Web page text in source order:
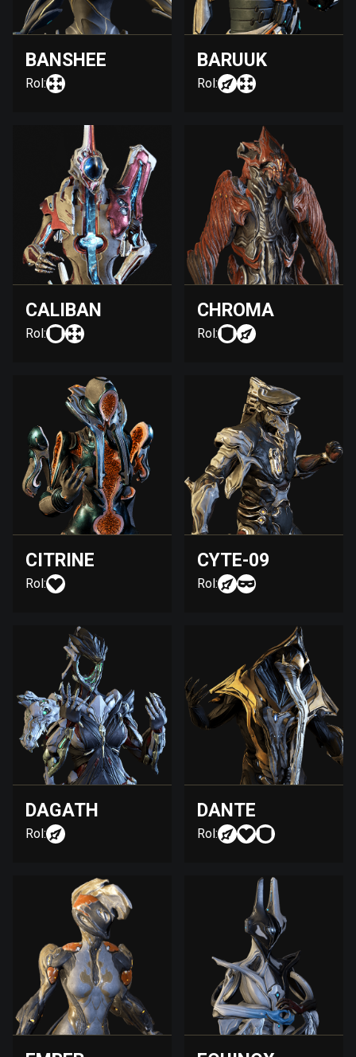
BANSHEE
Rol:
BARUUK
Rol:
CALIBAN
Rol:
CHROMA
Rol:
CITRINE
Rol:
CYTE-09
Rol:
DAGATH
Rol:
DANTE
Rol: